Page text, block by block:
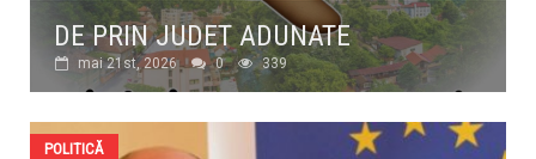
DE PRIN JUDET ADUNATE
mai 21st, 2026 0 339
POLITICĂ